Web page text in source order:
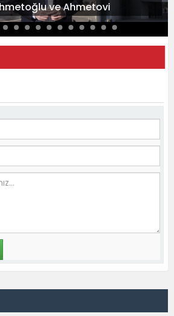
ve Ahmetovi